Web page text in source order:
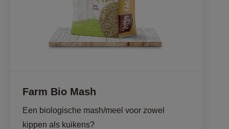
Farm Bio Mash
Een biologische mash/meel voor zowel
kippen als kuikens?